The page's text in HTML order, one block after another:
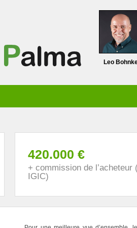
Leo
420.000 €
+ commission de l’acheteur
IGIC)